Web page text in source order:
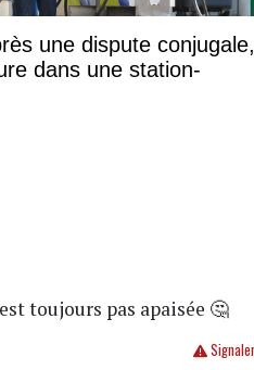
une dispute conjugale,
dans une station-
toujours pas apaisée 🤔
Signaler